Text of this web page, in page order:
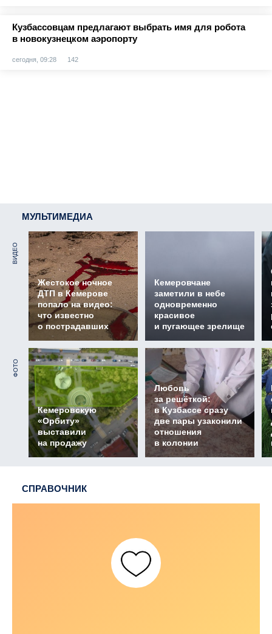
Кузбассовцам предлагают выбрать имя для робота
в новокузнецком аэропорту
сегодня, 09:28 142
МУЛЬТИМЕДИА
ВИДЕО
Жестокое ночное
ДТП в Кемерове
попало на видео:
что известно
о пострадавших
Кемеровчане
заметили в небе
одновременно
красивое
и пугающее зрелище
ФОТО
Кемеровскую
«Орбиту»
выставили
на продажу
Любовь
за решёткой:
в Кузбассе сразу
две пары узаконили
отношения
в колонии
СПРАВОЧНИК